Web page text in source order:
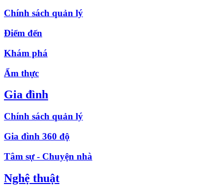
Chính sách quản lý
Điểm đến
Khám phá
Ẩm thực
Gia đình
Chính sách quản lý
Gia đình 360 độ
Tâm sự - Chuyện nhà
Nghệ thuật